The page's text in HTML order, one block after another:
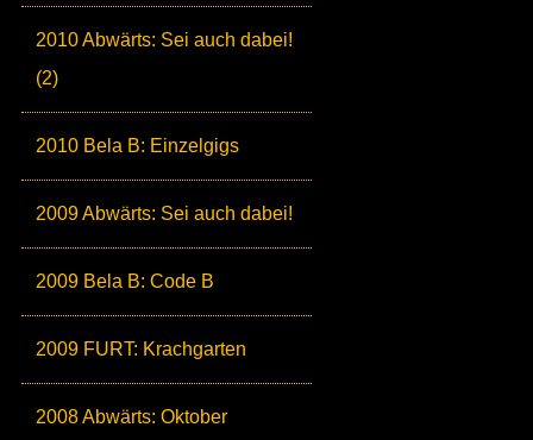
2010 Abwärts: Sei auch dabei!
(2)
2010 Bela B: Einzelgigs
2009 Abwärts: Sei auch dabei!
2009 Bela B: Code B
2009 FURT: Krachgarten
2008 Abwärts: Oktober